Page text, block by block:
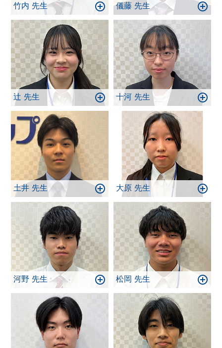
竹内 先生 儀藤 先生
辻 先生 十河 先生
土井 先生 大原 先生
河野 先生 松岡 先生